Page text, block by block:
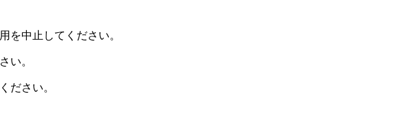
を中止してください。
い。
ださい。